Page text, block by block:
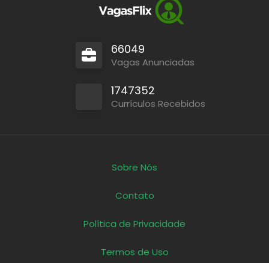
66049
Vagas Anunciadas
1747352
Currículos Recebidos
Sobre Nós
Contato
Política de Privacidade
Termos de Uso